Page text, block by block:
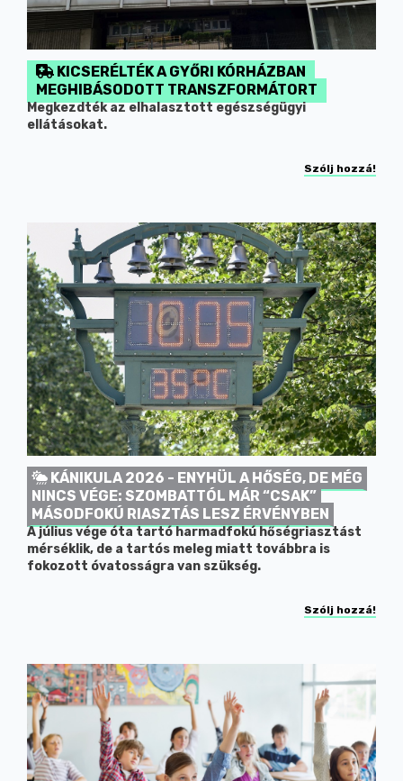
KICSERÉLTÉK A GYŐRI KÓRHÁZBAN
MEGHIBÁSODOTT TRANSZFORMÁTORT
Megkezdték az elhalasztott egészségügyi
ellátásokat.
Szólj hozzá!
KÁNIKULA 2026 - ENYHÜL A HŐSÉG, DE MÉG
NINCS VÉGE: SZOMBATTÓL MÁR “CSAK”
MÁSODFOKÚ RIASZTÁS LESZ ÉRVÉNYBEN
A július vége óta tartó harmadfokú hőségriasztást
mérséklik, de a tartós meleg miatt továbbra is
fokozott óvatosságra van szükség.
Szólj hozzá!